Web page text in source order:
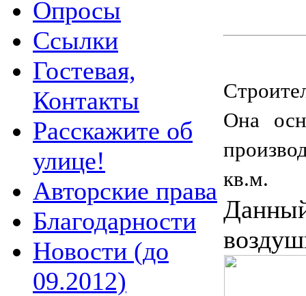
Опросы
Ссылки
Гостевая,
Контакты
Расскажите об
улице!
Авторские права
Благодарности
Новости (до
09.2012)
Она
кв.м.